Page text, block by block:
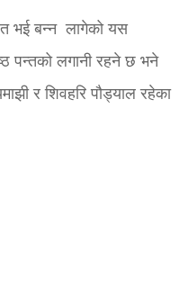
भई बन्न लागेको यस
पन्तको लगानी रहने छ भने
र शिवहरि पौड्याल रहेका